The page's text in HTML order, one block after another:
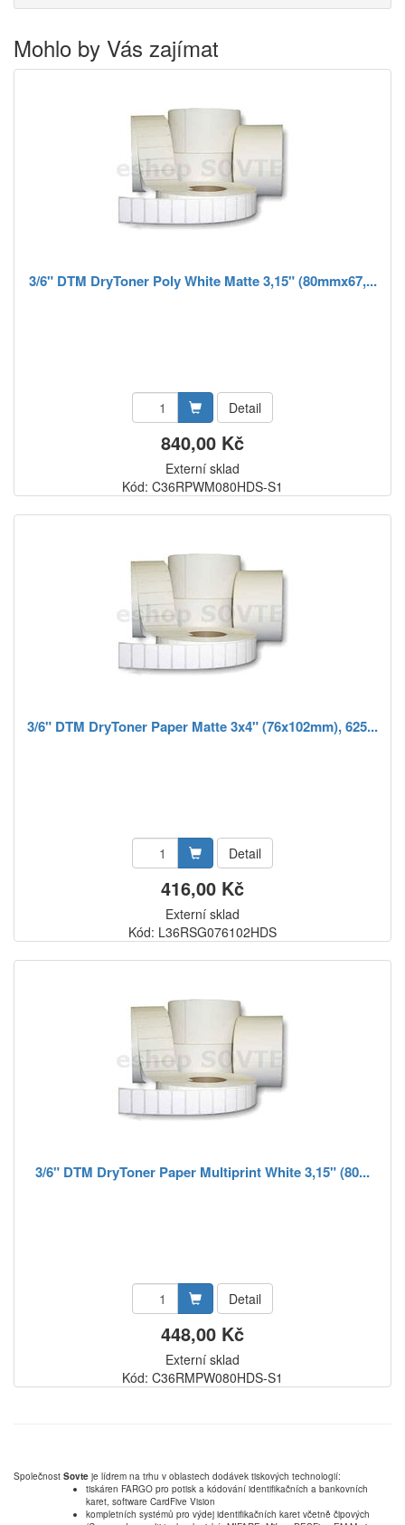
Mohlo by Vás zajímat
3/6" DTM DryToner Poly White Matte 3,15" (80mmx67,...
Detail
840,00 Kč
Externí sklad
Kód: C36RPWM080HDS-S1
3/6" DTM DryToner Paper Matte 3x4" (76x102mm), 625...
Detail
416,00 Kč
Externí sklad
Kód: L36RSG076102HDS
3/6" DTM DryToner Paper Multiprint White 3,15" (80...
Detail
448,00 Kč
Externí sklad
Kód: C36RMPW080HDS-S1
Společnost Sovte je lídrem na trhu v oblastech dodávek tiskových technologií:
tiskáren FARGO pro potisk a kódování identifikačních a bankovních
karet, software CardFive Vision
kompletních systémů pro výdej identifikačních karet včetně čipových